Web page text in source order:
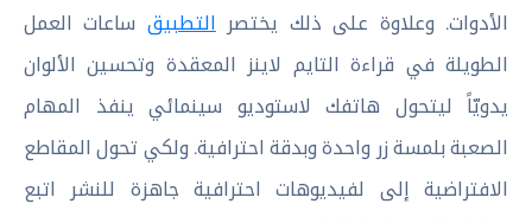
الأدوات. وعلاوة على ذلك يختصر التطبيق ساعات العمل
الطويلة في قراءة التايم لاينز المعقدة وتحسين الألوان
يدويّاً ليتحول هاتفك لاستوديو سينمائي ينفذ المهام
الصعبة بلمسة زر واحدة وبدقة احترافية. ولكي تحول المقاطع
الافتراضية إلى لفيديوهات احترافية جاهزة للنشر اتبع